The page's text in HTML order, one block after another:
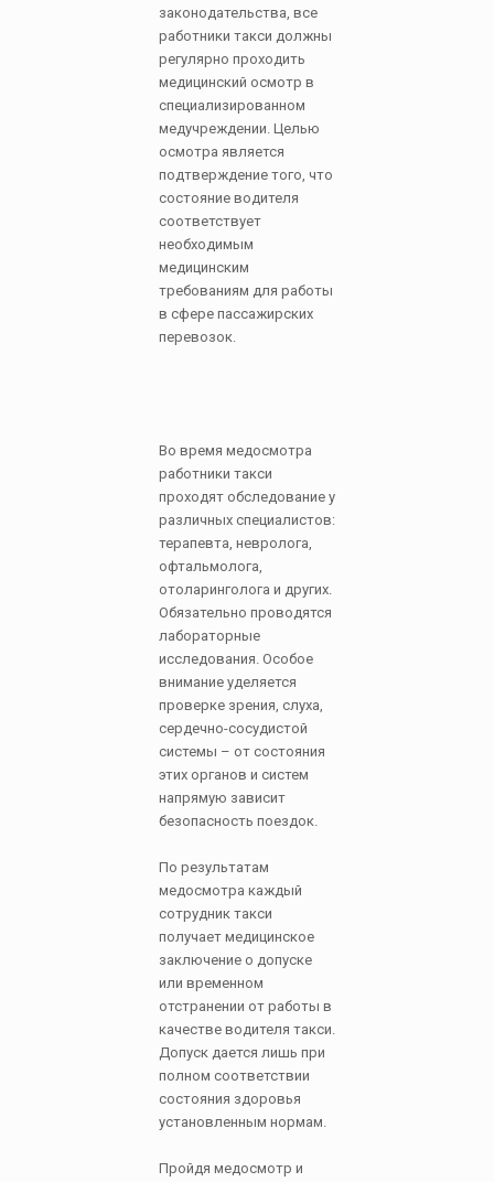
законодательства, все
работники такси должны
регулярно проходить
медицинский осмотр в
специализированном
медучреждении. Целью
осмотра является
подтверждение того, что
состояние водителя
соответствует
необходимым
медицинским
требованиям для работы
в сфере пассажирских
перевозок.
Во время медосмотра
работники такси
проходят обследование у
различных специалистов:
терапевта, невролога,
офтальмолога,
отоларинголога и других.
Обязательно проводятся
лабораторные
исследования. Особое
внимание уделяется
проверке зрения, слуха,
сердечно-сосудистой
системы – от состояния
этих органов и систем
напрямую зависит
безопасность поездок.
По результатам
медосмотра каждый
сотрудник такси
получает медицинское
заключение о допуске
или временном
отстранении от работы в
качестве водителя такси.
Допуск дается лишь при
полном соответствии
состояния здоровья
установленным нормам.
Пройдя медосмотр и